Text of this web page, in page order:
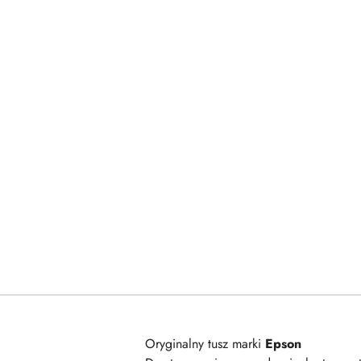
Oryginalny tusz marki Epson